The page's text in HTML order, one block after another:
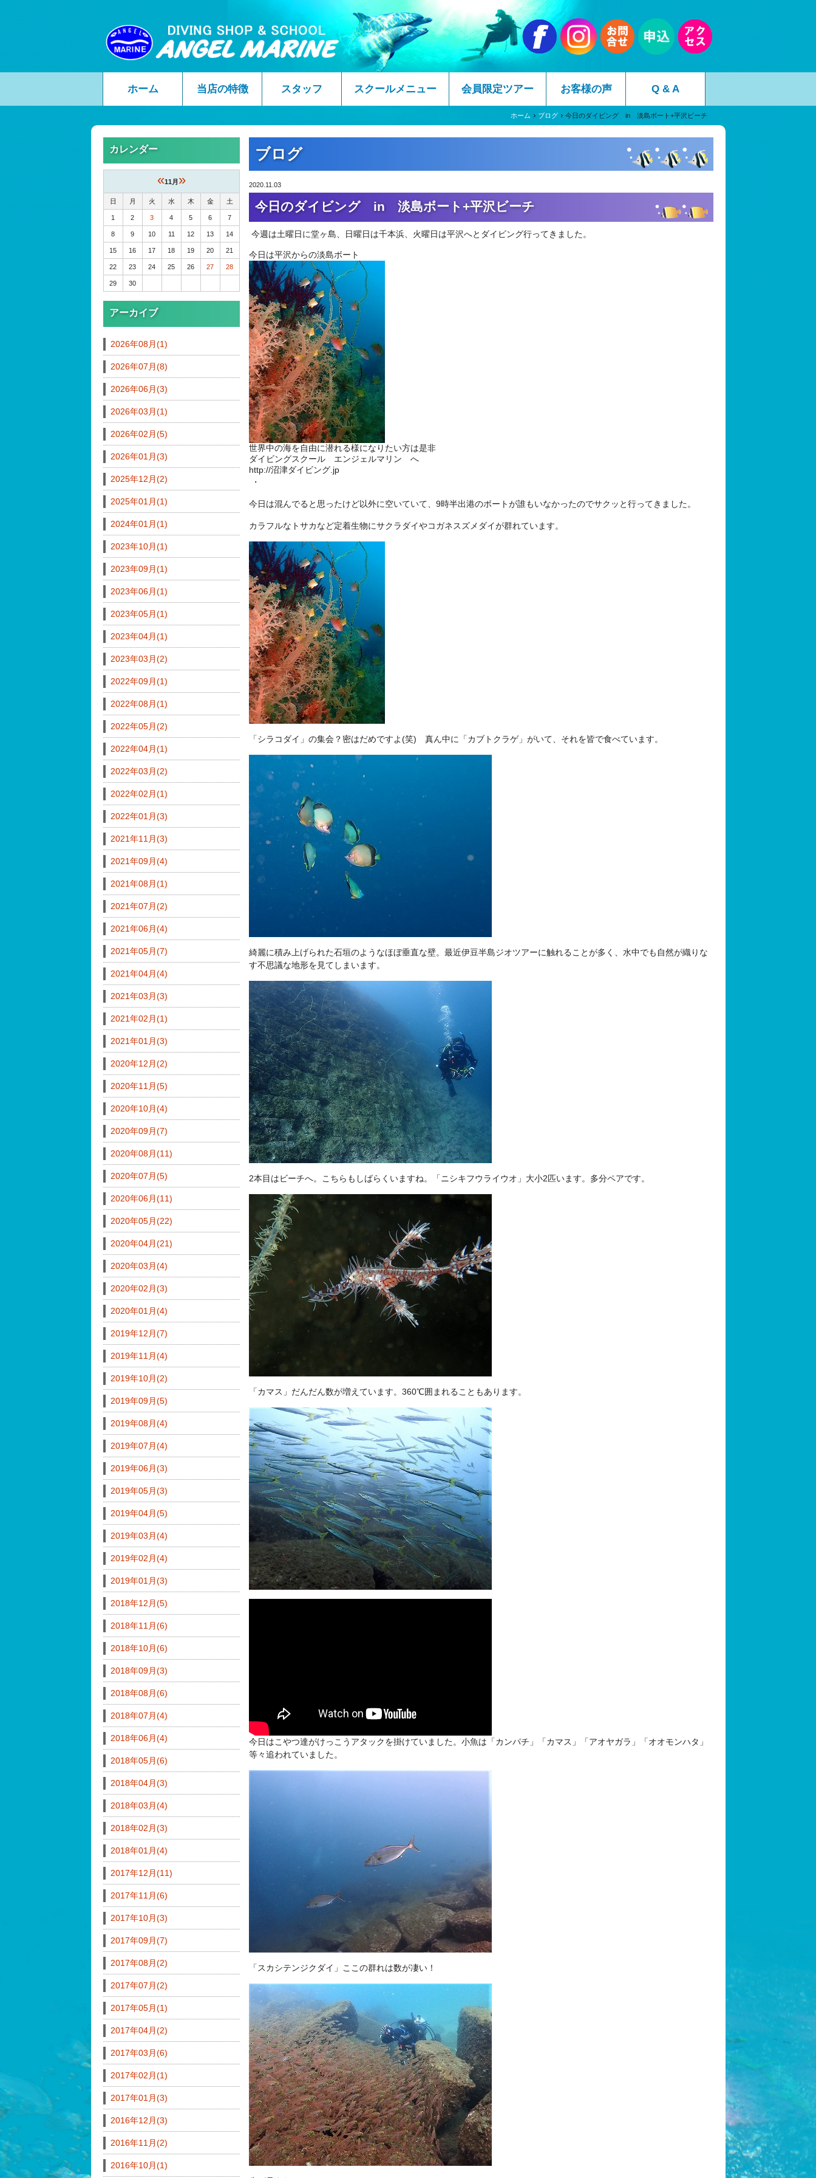
ホーム 当店の特徴 スタッフ スクールメニュー 会員限定ツアー お客様の声 Q & A
ホーム ブログ 今日のダイビング in 淡島ボート+平沢ビーチ
ブログ
2020.11.03
今日のダイビング in 淡島ボート+平沢ビーチ
今週は土曜日に堂ヶ島、日曜日は千本浜、火曜日は平沢へとダイビング行ってきました。
今日は平沢からの淡島ボート
世界中の海を自由に潜れる様になりたい方は是非
ダイビングスクール エンジェルマリン へ
http://沼津ダイビング.jp
・
今日は混んでると思ったけど以外に空いていて、9時半出港のボートが誰もいなかったのでサクッと行ってきました。
カラフルなトサカなど定着生物にサクラダイやコガネスズメダイが群れています。
「シラコダイ」の集会？密はだめですよ(笑) 真ん中に「カブトクラゲ」がいて、それを皆で食べています。
綺麗に積み上げられた石垣のようなほぼ垂直な壁。最近伊豆半島ジオツアーに触れることが多く、水中でも自然が織りな
す不思議な地形を見てしまいます。
2本目はビーチへ。こちらもしばらくいますね。「ニシキフウライウオ」大小2匹います。多分ペアです。
「カマス」だんだん数が増えています。360℃囲まれることもあります。
今日はこやつ達がけっこうアタックを掛けていました。小魚は「カンパチ」「カマス」「アオヤガラ」「オオモンハタ」
等々追われていました。
「スカシテンジクダイ」ここの群れは数が凄い！
カレンダー
«11月 »
日 月 火 水 木 金 土
1 2 3 4 5 6 7
8 9 10 11 12 13 14
15 16 17 18 19 20 21
22 23 24 25 26 27 28
29 30
アーカイブ
2026年08月(1)
2026年07月(8)
2026年06月(3)
2026年03月(1)
2026年02月(5)
2026年01月(3)
2025年12月(2)
2025年01月(1)
2024年01月(1)
2023年10月(1)
2023年09月(1)
2023年06月(1)
2023年05月(1)
2023年04月(1)
2023年03月(2)
2022年09月(1)
2022年08月(1)
2022年05月(2)
2022年04月(1)
2022年03月(2)
2022年02月(1)
2022年01月(3)
2021年11月(3)
2021年09月(4)
2021年08月(1)
2021年07月(2)
2021年06月(4)
2021年05月(7)
2021年04月(4)
2021年03月(3)
2021年02月(1)
2021年01月(3)
2020年12月(2)
2020年11月(5)
2020年10月(4)
2020年09月(7)
2020年08月(11)
2020年07月(5)
2020年06月(11)
2020年05月(22)
2020年04月(21)
2020年03月(4)
2020年02月(3)
2020年01月(4)
2019年12月(7)
2019年11月(4)
2019年10月(2)
2019年09月(5)
2019年08月(4)
2019年07月(4)
2019年06月(3)
2019年05月(3)
2019年04月(5)
2019年03月(4)
2019年02月(4)
2019年01月(3)
2018年12月(5)
2018年11月(6)
2018年10月(6)
2018年09月(3)
2018年08月(6)
2018年07月(4)
2018年06月(4)
2018年05月(6)
2018年04月(3)
2018年03月(4)
2018年02月(3)
2018年01月(4)
2017年12月(11)
2017年11月(6)
2017年10月(3)
2017年09月(7)
2017年08月(2)
2017年07月(2)
2017年05月(1)
2017年04月(2)
2017年03月(6)
2017年02月(1)
2017年01月(3)
2016年12月(3)
2016年11月(2)
2016年10月(1)